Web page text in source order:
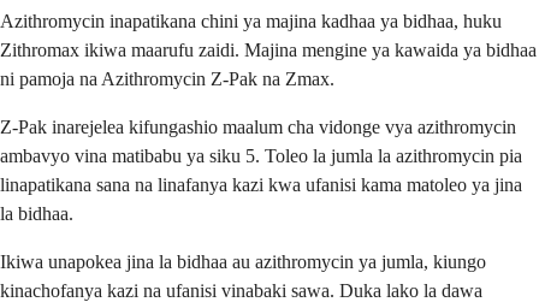
Azithromycin inapatikana chini ya majina kadhaa ya bidhaa, huku
Zithromax ikiwa maarufu zaidi. Majina mengine ya kawaida ya bidhaa
ni pamoja na Azithromycin Z-Pak na Zmax.
Z-Pak inarejelea kifungashio maalum cha vidonge vya azithromycin
ambavyo vina matibabu ya siku 5. Toleo la jumla la azithromycin pia
linapatikana sana na linafanya kazi kwa ufanisi kama matoleo ya jina
la bidhaa.
Ikiwa unapokea jina la bidhaa au azithromycin ya jumla, kiungo
kinachofanya kazi na ufanisi vinabaki sawa. Duka lako la dawa